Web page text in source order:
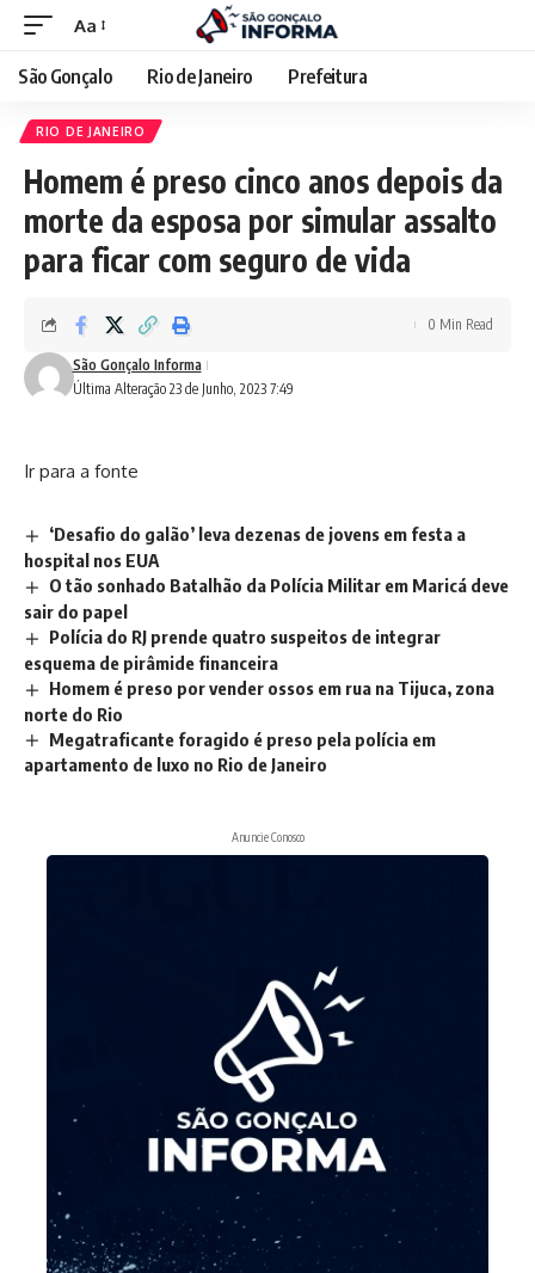
Aa
São Gonçalo Rio de Janeiro Prefeitura
RIO DE JANEIRO
Homem é preso cinco anos depois da
morte da esposa por simular assalto
para ficar com seguro de vida
Última Alteração 23 de Junho, 2023 7:49
São Gonçalo Informa
0 Min Read
Ir para a fonte
‘Desafio do galão’ leva dezenas de jovens em festa a
hospital nos EUA
O tão sonhado Batalhão da Polícia Militar em Maricá deve
sair do papel
Polícia do RJ prende quatro suspeitos de integrar
esquema de pirâmide financeira
Homem é preso por vender ossos em rua na Tijuca, zona
norte do Rio
Megatraficante foragido é preso pela polícia em
apartamento de luxo no Rio de Janeiro
Anuncie Conosco